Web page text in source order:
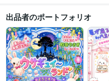
月、販売件数100件達成！
月、販売件数1000件達成！
資格・検定
介護福祉士 取得年 : 2014年
ケアマネジャー（介護支援専門員）
ビジネス・クリエイティブツール
出品者のポートフォリオ